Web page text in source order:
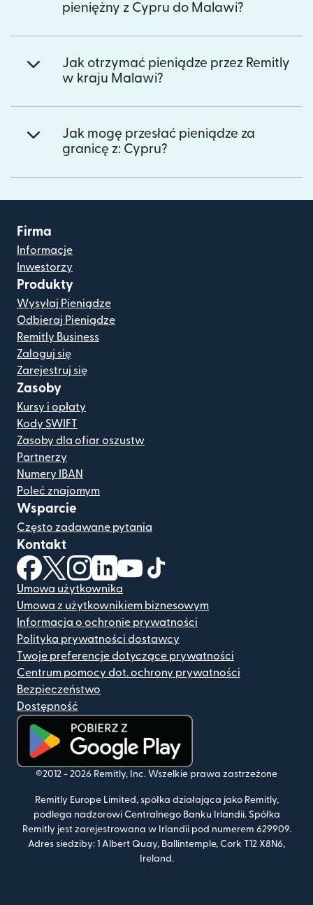
pieniężny z Cypru do Malawi?
Jak otrzymać pieniądze przez Remitly
w kraju Malawi?
Jak mogę przesłać pieniądze za
granicę z: Cypru?
Firma
Informacje
Inwestorzy
Produkty
Wysyłaj Pieniądze
Odbieraj Pieniądze
Remitly Business
Zaloguj się
Zarejestruj się
Zasoby
Kursy i opłaty
Kody SWIFT
Zasoby dla ofiar oszustw
Partnerzy
Numery IBAN
Poleć znajomym
Wsparcie
Często zadawane pytania
Kontakt
(otwiera się w nowym oknie)
(otwiera się w nowym oknie)
(otwiera się w nowym oknie)
(otwiera się w nowym oknie)
(otwiera się w nowym oknie)
Umowa użytkownika
Umowa z użytkownikiem biznesowym
Informacja o ochronie prywatności
Polityka prywatności dostawcy
Twoje preferencje dotyczące prywatności
Centrum pomocy dot. ochrony prywatności
Bezpieczeństwo
Dostępność
(otwiera się w nowym oknie)
©2012 - 2026 Remitly, Inc. Wszelkie prawa zastrzeżone
Remitly Europe Limited, spółka działająca jako Remitly,
podlega nadzorowi Centralnego Banku Irlandii. Spółka
Remitly jest zarejestrowana w Irlandii pod numerem 629909.
Adres siedziby: 1 Albert Quay, Ballintemple, Cork T12 X8N6,
Ireland.